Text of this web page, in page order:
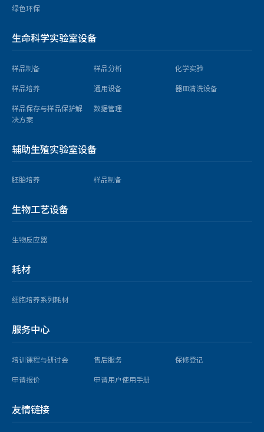
绿色环保
生命科学实验室设备
样品制备 样品分析
化学实验
样品培养
通用设备
器皿清洗设备
样品保存与样品保护解
决方案
数据管理
辅助生殖实验室设备
胚胎培养 样品制备
生物工艺设备
生物反应器
耗材
细胞培养系列耗材
服务中心
培训课程与研讨会 售后服务
保修登记
申请报价
申请用户使用手册
友情链接